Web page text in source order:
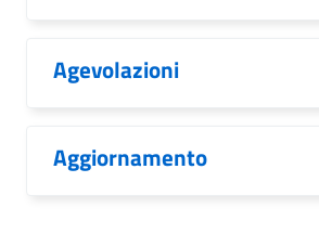
Agevolazioni
Aggiornamento